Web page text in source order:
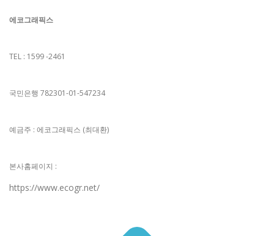
에코그래픽스
TEL : 1599 -2461
국민은행 782301-01-547234
예금주 : 에코그래픽스 (최대환)
본사홈페이지 :
https://www.ecogr.net/